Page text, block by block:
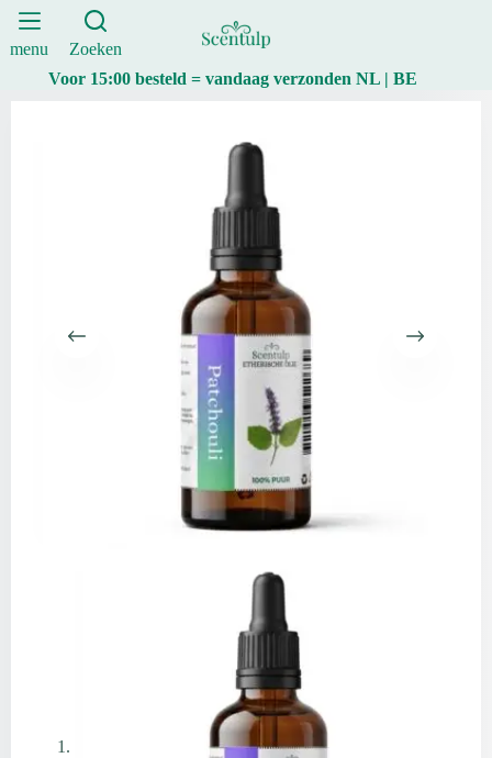
Ga
naar
demenu
Zoeken
Voor 15:00 besteld = vandaag verzonden NL | BE
ml